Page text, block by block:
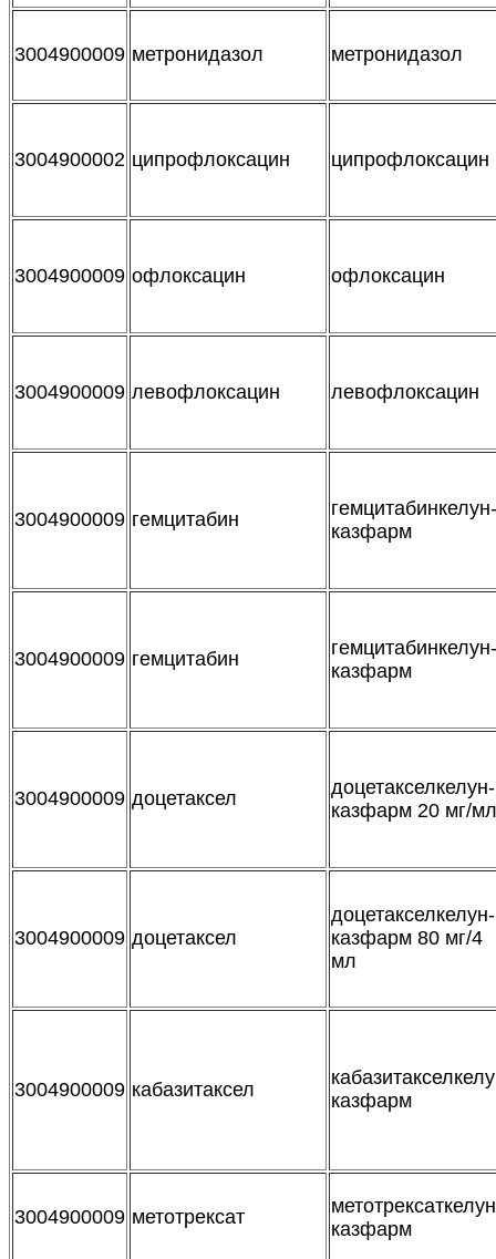
3004900009 метронидазол метронидазол
3004900002 ципрофлоксацин ципрофлоксацин
3004900009 офлоксацин офлоксацин
3004900009 левофлоксацин левофлоксацин
3004900009 гемцитабин
гемцитабинкелун-
казфарм
3004900009 гемцитабин
гемцитабинкелун-
казфарм
3004900009 доцетаксел
доцетакселкелун-
казфарм 20 мг/мл
3004900009 доцетаксел
доцетакселкелун-
казфарм 80 мг/4
мл
3004900009 кабазитаксел
казфарм
3004900009 метотрексат
казфарм